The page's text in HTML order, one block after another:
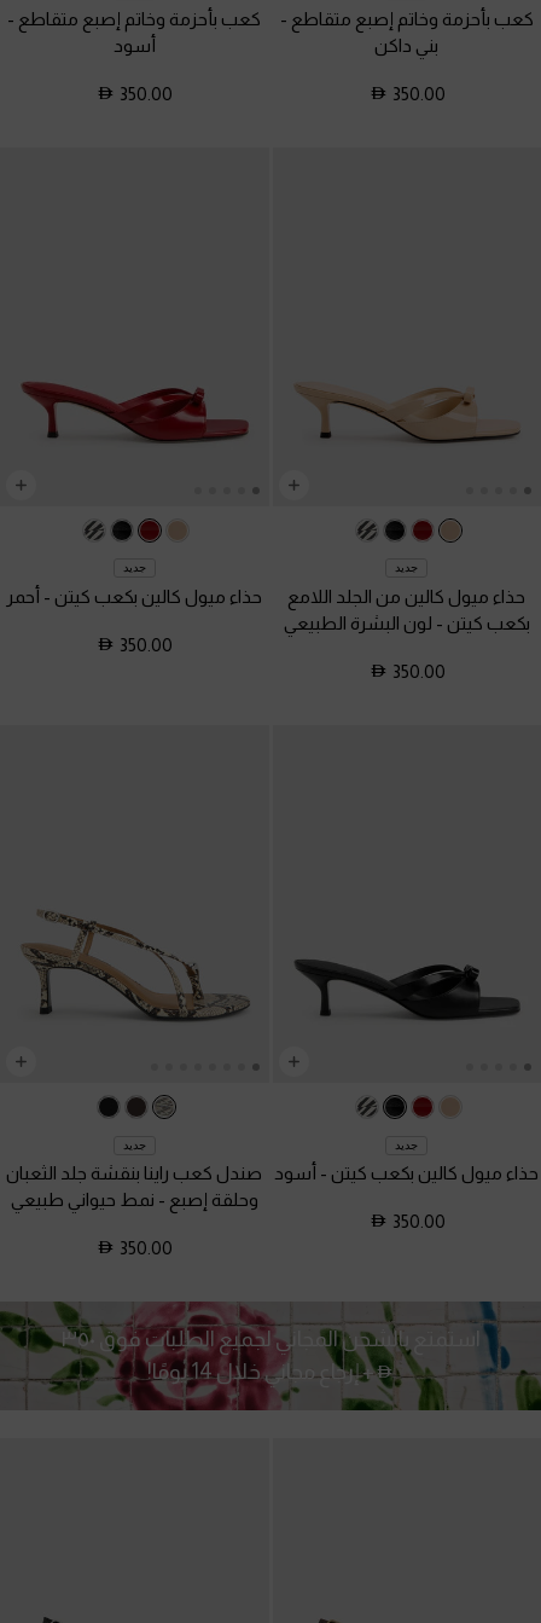
كعب بأحزمة وخاتم إصبع متقاطع -
بني داكن
350.00
كعب بأحزمة وخاتم إصبع متقاطع -
أسود
350.00
جديد
حذاء ميول كالين من الجلد اللامع
بكعب كيتن - لون البشرة الطبيعي
350.00
جديد
حذاء ميول كالين بكعب كيتن - أحمر
350.00
جديد
حذاء ميول كالين بكعب كيتن - أسود
350.00
جديد
صندل كعب راينا بنقشة جلد الثعبان
وحلقة إصبع - نمط حيواني طبيعي
350.00
استمتع بالشحن المجاني لجميع الطلبات فوق ٣٥٠
+ إرجاع مجاني خلال 14 يومًا!